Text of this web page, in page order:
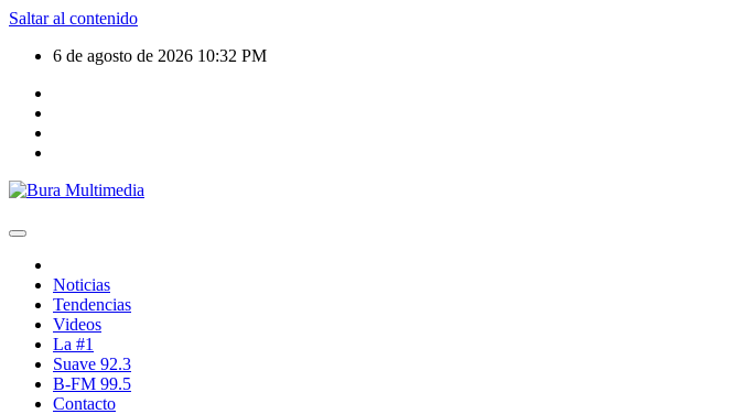
Saltar al contenido
6 de agosto de 2026 10:32 PM
Noticias
Tendencias
Videos
La #1
Suave 92.3
B-FM 99.5
Contacto